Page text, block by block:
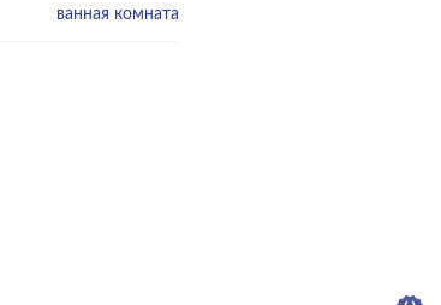
ванная комната